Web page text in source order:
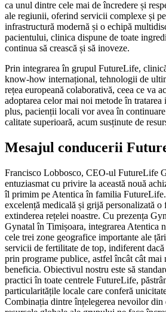
ca unul dintre cele mai de încredere și
ale regiunii, oferind servicii complexe și
infrastructură modernă și o echipă
pacientului, clinica dispune de toate
continua să crească și să inoveze.
Prin integrarea în grupul FutureLife,
know-how internațional, tehnologii de
rețea europeană colaborativă, ceea ce va
adoptarea celor mai noi metode în
plus, pacienții locali vor avea în
calitate superioară, acum susținute de
Mesajul conducerii
Francisco Lobbosco, CEO-ul FutureLife
entuziasmat cu privire la această nouă
îl primim pe Atentica în familia
excelență medicală și grijă personalizată o
extinderea rețelei noastre. Cu prezența
Gynatal în Timișoara, integrarea Atentica
cele trei zone geografice importante ale
servicii de fertilitate de top, indiferent
prin programe publice, astfel încât cât mai
beneficia. Obiectivul nostru este să
practici în toate centrele FutureLife,
particularitățile locale care conferă
Combinația dintre înțelegerea nevoilor din